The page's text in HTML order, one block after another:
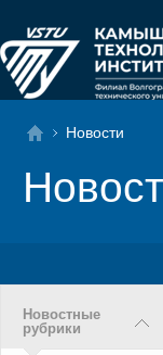
Новости
Новостные
рубрики